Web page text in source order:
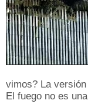
vimos? La
El fuego no es